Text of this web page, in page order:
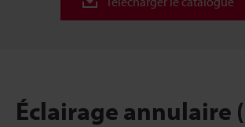
Éclairage annulaire